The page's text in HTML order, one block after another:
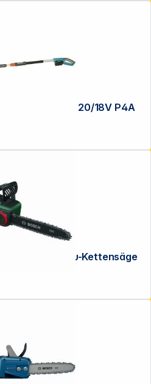
20/18V P4A
Bosch ADVANCEDCHAIN 36V-35-40 Akku-Kettensäge